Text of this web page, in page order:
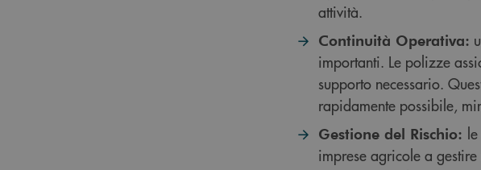
attività.
Continuità Operativa:
importanti. Le polizze
supporto necessario.
rapidamente possibile,
Gestione del Rischio:
imprese agricole a